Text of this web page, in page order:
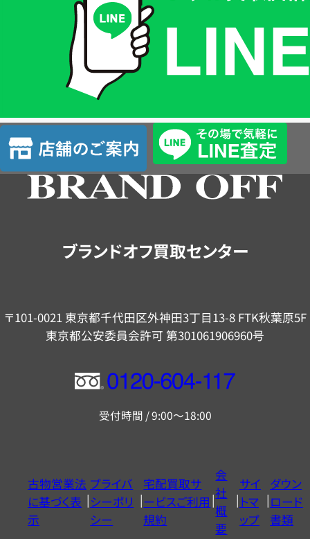
査
定
店
舗
の
ブランドオフ買取センター
〒101-0021 東京都千代田区外神田3丁目13-8 FTK秋葉原5F
東京都公安委員会許可 第301061906960号
フ
ー
ヤ
ル
0120604117
受付時間 / 9:00～18:00
古物営業法
に基づく表
示
プライバ
シーポリ
シー
宅配買取サ
ービスご利用
規約
会
社
概
要
サイ
トマ
ップ
ダウン
ロード
書類